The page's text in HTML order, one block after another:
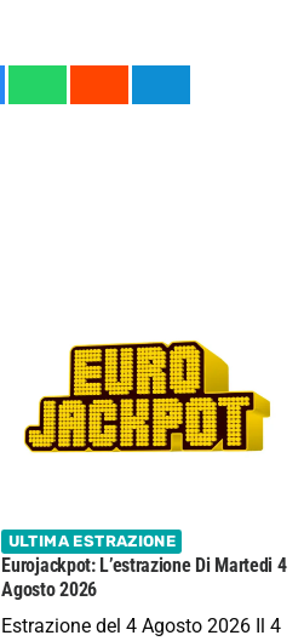
ULTIMA ESTRAZIONE
Eurojackpot: L’estrazione Di Martedi 4
Agosto 2026
Estrazione del 4 Agosto 2026 Il 4